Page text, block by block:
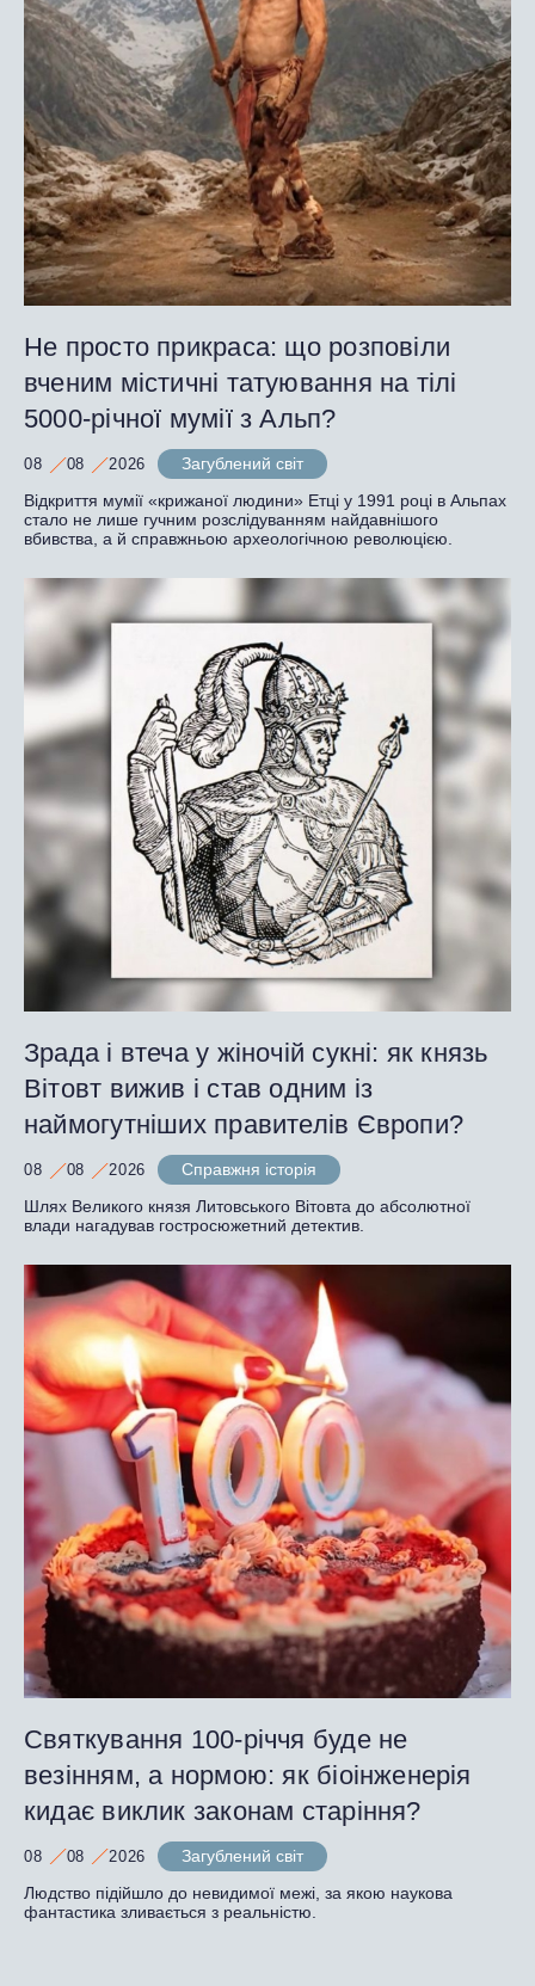
Не просто прикраса: що розповіли
вченим містичні татуювання на тілі
5000-річної мумії з Альп?
08 08 2026
Загублений світ
Відкриття мумії «крижаної людини» Етці у 1991 році в Альпах
стало не лише гучним розслідуванням найдавнішого
вбивства, а й справжньою археологічною революцією.
Зрада і втеча у жіночій сукні: як князь
Вітовт вижив і став одним із
наймогутніших правителів Європи?
08 08 2026
Справжня історія
Шлях Великого князя Литовського Вітовта до абсолютної
влади нагадував гостросюжетний детектив.
Святкування 100-річчя буде не
везінням, а нормою: як біоінженерія
кидає виклик законам старіння?
08 08 2026
Загублений світ
Людство підійшло до невидимої межі, за якою наукова
фантастика зливається з реальністю.